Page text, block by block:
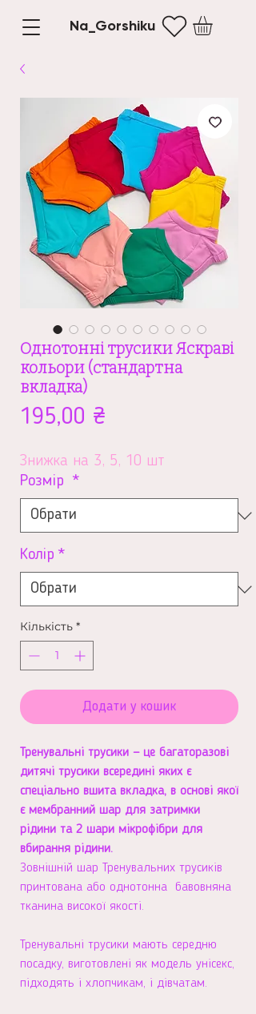
Na_Gorshiku
Однотонні трусики Яскраві
кольори (стандартна
вкладка)
195,00 ₴
Знижка на 3, 5, 10 шт
Розмір *
Колір *
Кількість *
Додати у кошик
Тренувальні трусики — це багаторазові
дитячі трусики всередині яких є
спеціально вшита вкладка, в основі якої
є мембранний шар для затримки
рідини та 2 шари мікрофібри для
вбирання рідини.
Зовнішній шар Тренувальних трусиків
принтована або однотонна бавовняна
тканина високої якості.
Тренувальні трусики мають середню
посадку, виготовлені як модель унісекс,
підходять і хлопчикам, і дівчатам.